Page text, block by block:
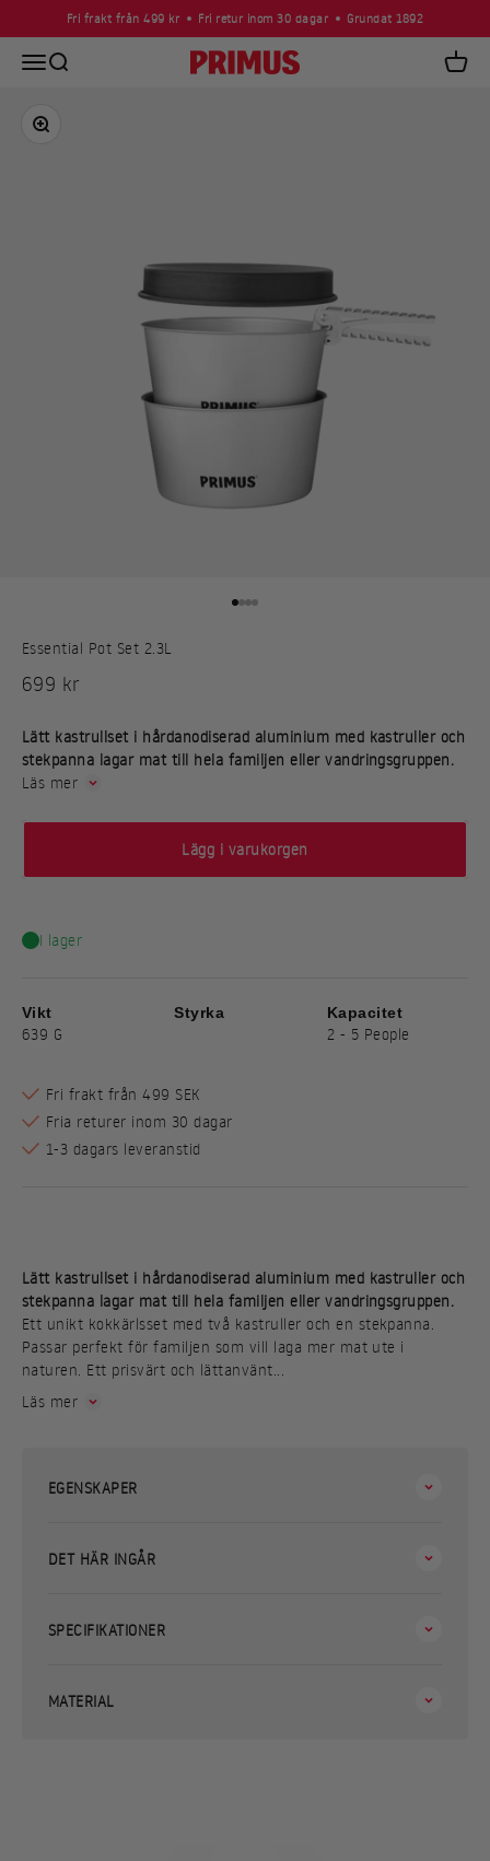
Hoppa till innehållet
Fri frakt från 499 kr Fri retur inom 30 dagar Grundat 1892
Öppna navigeringsmenyn
Öppna sök Primus
Zooma
Essential Pot Set 2.3L
REA-pris
699 kr
Lätt kastrullset i hårdanodiserad aluminium med kastruller och
stekpanna lagar mat till hela familjen eller vandringsgruppen.
Läs mer
Lägg i varukorgen
I lager
Vikt
639 G
Styrka Kapacitet
2 - 5 People
Fri frakt från 499 SEK
Fria returer inom 30 dagar
1-3 dagars leveranstid
Lätt kastrullset i hårdanodiserad aluminium med kastruller och
stekpanna lagar mat till hela familjen eller vandringsgruppen.
Ett unikt kokkärlsset med två kastruller och en stekpanna.
Passar perfekt för familjen som vill laga mer mat ute i
naturen. Ett prisvärt och lättanvänt...
Läs mer
EGENSKAPER
DET HÄR INGÅR
SPECIFIKATIONER
MATERIAL